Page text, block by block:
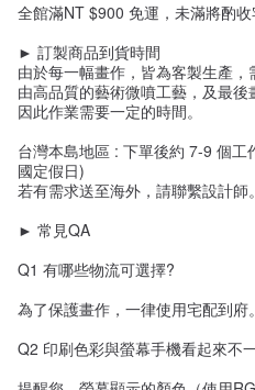
全館滿NT $900 免運，未滿將酌收
► 訂製商品到貨時間
由於每一幅畫作，皆為客製生產
由高品質的藝術微噴工藝，及最後
因此作業需要一定的時間。
台灣本島地區 : 下單後約 7-9 個
國定假日)
若有需求送至海外，請聯繫設計師。
► 常見QA
Q1 有哪些物流可選擇?
為了保護畫作，一律使用宅配到府。
Q2 印刷色彩與螢幕手機看起來不